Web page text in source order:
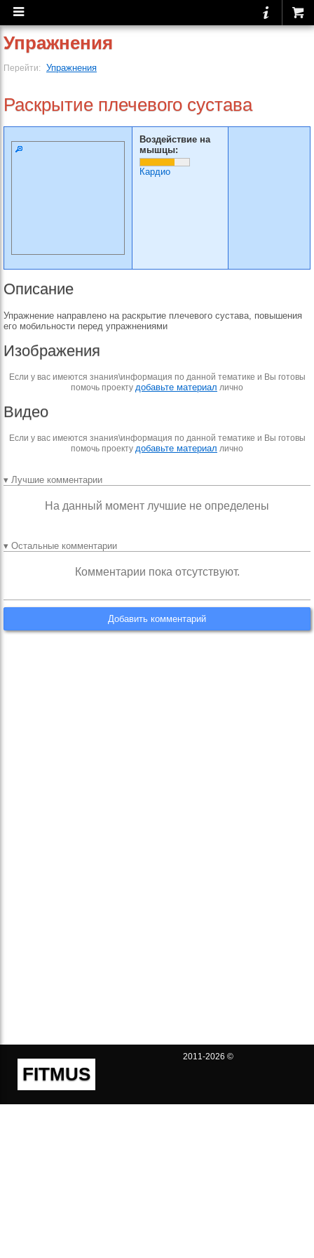
Упражнения
Перейти: Упражнения
Раскрытие плечевого сустава
Воздействие на
мышцы:
Кардио
Описание
Упражнение направлено на раскрытие плечевого сустава, повышения
его мобильности перед упражнениями
Изображения
Если у вас имеются знания\информация по данной тематике и Вы готовы
помочь проекту добавьте материал лично
Видео
Если у вас имеются знания\информация по данной тематике и Вы готовы
помочь проекту добавьте материал лично
▾ Лучшие комментарии
На данный момент лучшие не определены
▾ Остальные комментарии
Комментарии пока отсутствуют.
Добавить комментарий
FITMUS
2011-2026 ©